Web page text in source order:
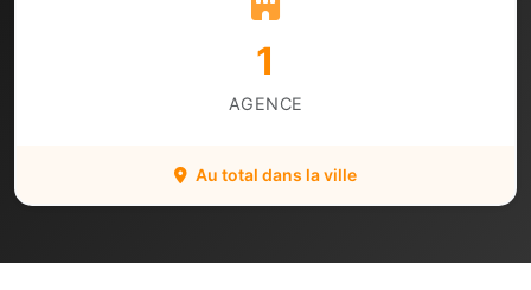
1
AGENCE
Au total dans la ville